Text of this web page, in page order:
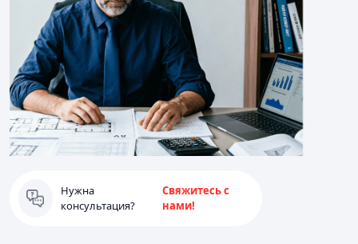
Нужна
консультация?
Свяжитесь с
нами!